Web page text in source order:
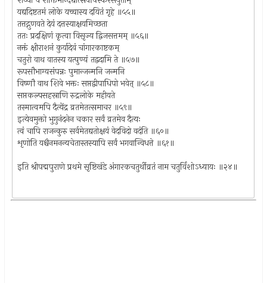
यद्यदिष्टतमं लोके यच्चास्य दयितं गृहे ॥५५॥
तत्तद्गुणवते देयं दत्तस्याक्षयमिच्छता
ततः प्रदक्षिणं कृत्वा विसृज्य द्विजसत्तमम् ॥५६॥
नक्तं क्षीराशनं कुर्यादेवं चांगारकाष्टकम्
चतुरो वाथ वातस्य यत्पुण्यं तद्वदामि ते ॥५७॥
रूपसौभाग्यसंपन्नः पुमान्जन्मनि जन्मनि
विष्णौ वाथ शिवे भक्तः सप्तद्वीपाधिपो भवेत् ॥५८॥
सप्तकल्पसहस्राणि रुद्रलोके महीयते
तस्मात्वमपि दैत्येंद्र व्रतमेतत्समाचर ॥५९॥
इत्येवमुक्तो भुगुनंदनेन चकार सर्वं व्रतमेव दैत्यः
त्वं चापि राजन्कुरु सर्वमेतद्यतोक्षयं वेदविदो वदंति ॥६०॥
शृणोति यश्चैनमनन्यचेतास्तस्यापि सर्वं भगवान्विधत्ते ॥६१॥
इति श्रीपद्मपुराणे प्रथमे सृष्टिखंडे अंगारकचतुर्थीव्रतं नाम चतुर्विंशोऽध्यायः ॥२४॥